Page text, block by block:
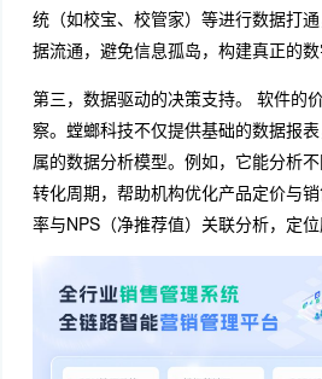
统（如校宝、校管家）等进行数据打
据流通，避免信息孤岛，构建真正的数
第三，数据驱动的决策支持。 软件的
察。螳螂科技不仅提供基础的数据报
属的数据分析模型。例如，它能分析
转化周期，帮助机构优化产品定价与
率与NPS（净推荐值）关联分析，定位